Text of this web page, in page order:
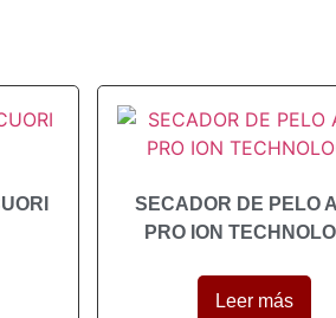
SECADOR DE PELO
PRO ION
Leer más